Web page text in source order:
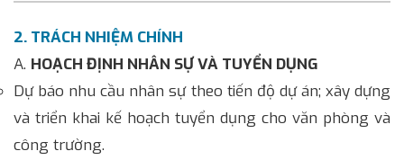
2. TRÁCH NHIỆM CHÍNH
A. HOẠCH ĐỊNH NHÂN SỰ VÀ TUYỂN DỤNG
Dự báo nhu cầu nhân sự theo tiến độ dự án; xây dựng
và triển khai kế hoạch tuyển dụng cho văn phòng và
công trường.